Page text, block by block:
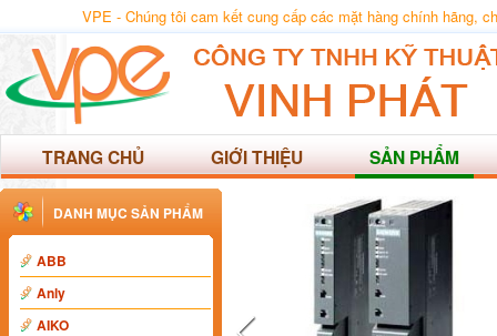
VPE - Chúng tôi cam kết cung cấp các mặt hàng chính hãng,
TRANG CHỦ GIỚI THIỆU SẢN PHẨM
DANH MỤC SẢN PHẨM
ABB
Anly
AIKO